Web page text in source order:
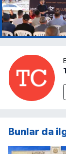
Bunlar da